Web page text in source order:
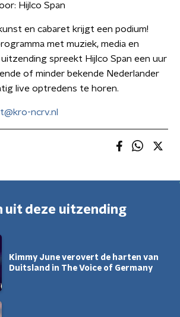
Hijlco Span
en cabaret krijgt een podium!
met muziek, media en
spreekt Hijlco Span een uur
of minder bekende Nederlander
live optredens te horen.
ncrv.nl
uit deze uitzending
Kimmy June verovert de harten van
Duitsland in The Voice of Germany